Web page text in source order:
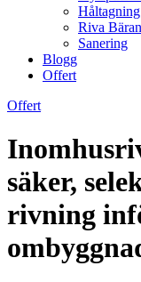
Riva
Sanering
Blogg
Offert
Offert
säker,
rivning